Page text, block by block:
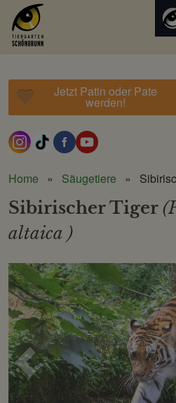
Jetzt Patin oder Pate
werden!
Home Säugetiere
Sibirischer Tiger
altaica )
Voriges
Bild